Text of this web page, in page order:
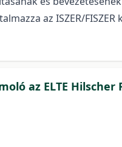
az ISZER/
az ELTE Hilscher